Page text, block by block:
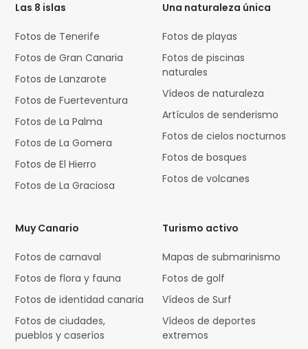
Las 8 islas
Fotos de Tenerife
Fotos de Gran Canaria
Fotos de Lanzarote
Fotos de Fuerteventura
Fotos de La Palma
Fotos de La Gomera
Fotos de El Hierro
Fotos de La Graciosa
Una naturaleza única
Fotos de playas
Fotos de piscinas
naturales
Vídeos de naturaleza
Artículos de senderismo
Fotos de cielos nocturnos
Fotos de bosques
Fotos de volcanes
Muy Canario
Fotos de carnaval
Fotos de flora y fauna
Fotos de identidad canaria
Fotos de ciudades,
pueblos y caseríos
Turismo activo
Mapas de submarinismo
Fotos de golf
Vídeos de Surf
Vídeos de deportes
extremos